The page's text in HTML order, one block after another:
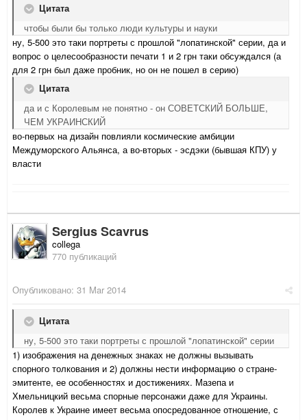
Цитата
чтобы были бы только люди культуры и науки
ну, 5-500 это таки портреты с прошлой "лопатинской" серии, да и
вопрос о целесообразности печати 1 и 2 грн таки обсуждался (а
для 2 грн был даже пробник, но он не пошел в серию)
Цитата
да и с Королевым не понятно - он СОВЕТСКИЙ БОЛЬШЕ,
ЧЕМ УКРАИНСКИЙ
во-первых на дизайн повлияли космические амбиции
Междуморского Альянса, а во-вторых - эсдэки (бывшая КПУ) у
власти
Sergius Scavrus
collega
770 публикаций
Опубликовано: 31 Mar 2014
Цитата
ну, 5-500 это таки портреты с прошлой "лопатинской" серии
1) изображения на денежных знаках не должны вызывать
спорного толкования и 2) должны нести информацию о стране-
эмитенте, ее особенностях и достижениях. Мазепа и
Хмельницкий весьма спорные персонажи даже для Украины.
Королев к Украине имеет весьма опосредованное отношение, с